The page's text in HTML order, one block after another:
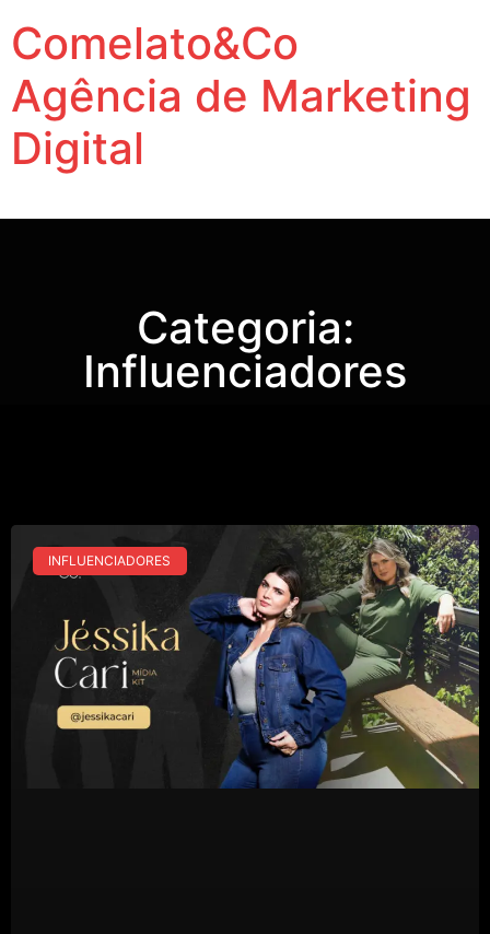
Comelato&Co
Agência de Marketing
Digital
Categoria:
Influenciadores
INFLUENCIADORES